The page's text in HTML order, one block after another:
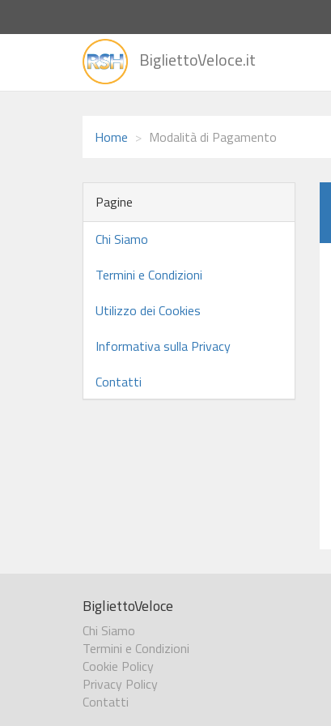
alla
BigliettoVeloce.it
Home Modalità di Pagamento
Pagine
Chi Siamo
Termini e Condizioni
Utilizzo dei Cookies
Informativa sulla Privacy
Contatti
BigliettoVeloce
Chi Siamo
Termini e Condizioni
Cookie Policy
Privacy Policy
Contatti